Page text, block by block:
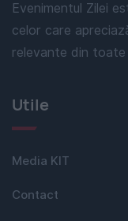
Evenimentul Zilei
celor care
relevante din
Utile
Media KIT
Contact